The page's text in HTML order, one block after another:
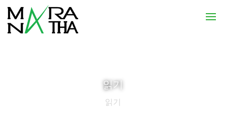
읽기
읽기